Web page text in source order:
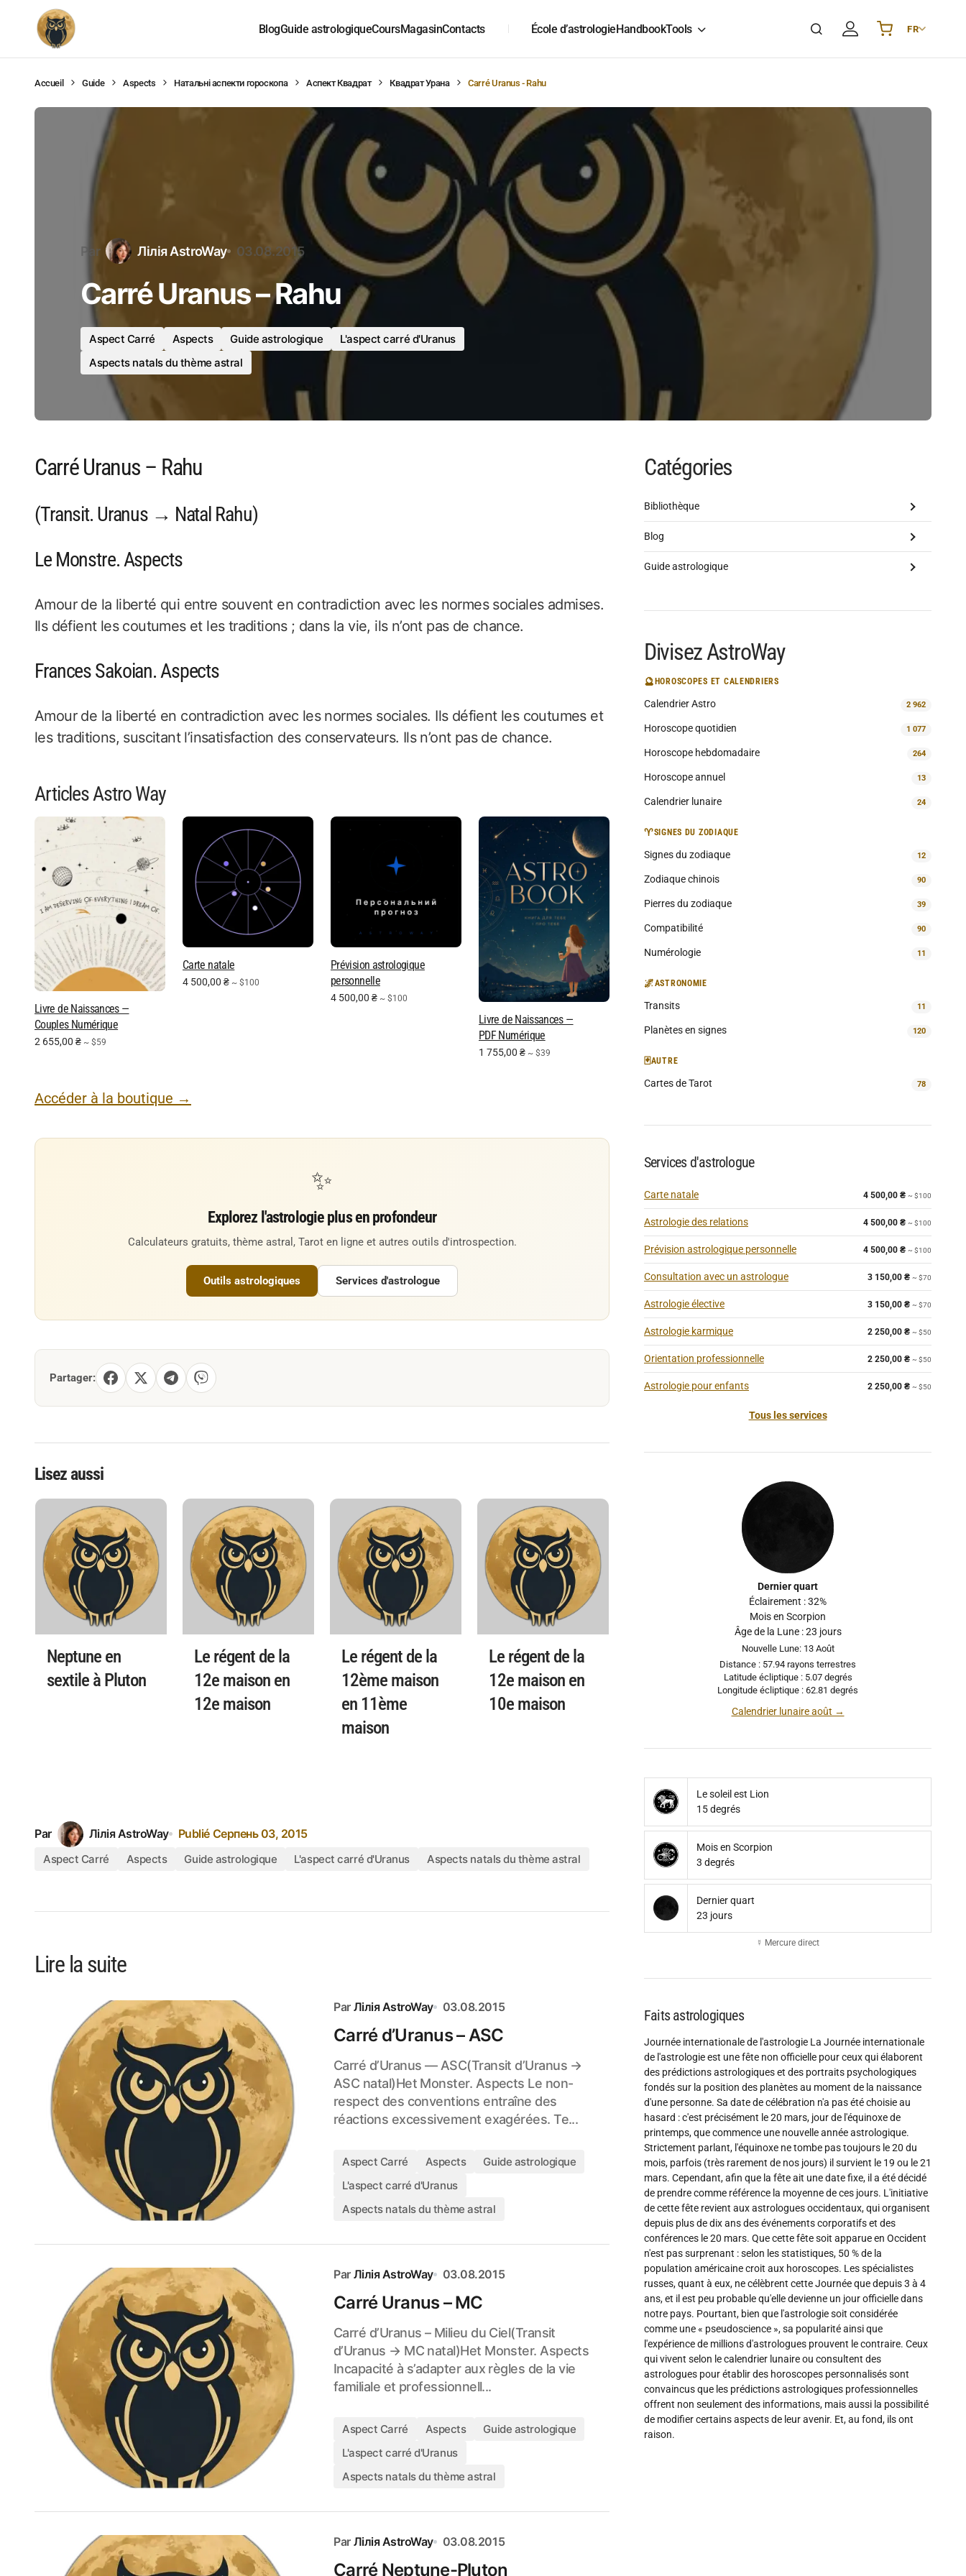
BlogGuide astrologiqueCoursMagasinContacts École d’astrologieHandbookTools FR
UA Українська
Accueil Guide Aspects Натальні аспекти гороскопа Аспект Квадрат Квадрат Урана Carré Uranus - Rahu
Par Лілія AstroWay 03.08.2015
Carré Uranus – Rahu
Aspect Carré Aspects Guide astrologique
L'aspect carré d'Uranus
Aspects natals du thème astral
Carré Uranus – Rahu
(Transit. Uranus → Natal Rahu)
Le Monstre. Aspects
Amour de la liberté qui entre souvent en contradiction avec les normes sociales admises.
Ils défient les coutumes et les traditions ; dans la vie, ils n’ont pas de chance.
Frances Sakoian. Aspects
Amour de la liberté en contradiction avec les normes sociales. Ils défient les coutumes et
les traditions, suscitant l’insatisfaction des conservateurs. Ils n’ont pas de chance.
Articles Astro Way
Livre de Naissances —
Couples Numérique
2 655,00 ₴ ~ $59
Carte natale
4 500,00 ₴ ~ $100
Prévision astrologique
personnelle
4 500,00 ₴ ~ $100
Livre de Naissances —
PDF Numérique
1 755,00 ₴ ~ $39
Accéder à la boutique →
✨
Explorez l'astrologie plus en profondeur
Calculateurs gratuits, thème astral, Tarot en ligne et autres outils d'introspection.
Outils astrologiques Services d'astrologue
Partager:
Lisez aussi
Neptune en
sextile à Pluton
Le régent de la
12e maison en
12e maison
Le régent de la
12ème maison
en 11ème
maison
Le régent de la
12e maison en
10e maison
Par Лілія AstroWay Publié Серпень 03, 2015
Aspect Carré Aspects Guide astrologique L'aspect carré d'Uranus Aspects natals du thème astral
Lire la suite
Par Лілія AstroWay 03.08.2015
Carré d’Uranus – ASC
Carré d’Uranus — ASC(Transit d’Uranus →
ASC natal)Het Monster. Aspects Le non-
respect des conventions entraîne des
réactions excessivement exagérées. Te...
Aspect Carré Aspects
Guide astrologique
L'aspect carré d'Uranus
Aspects natals du thème astral
Par Лілія AstroWay 03.08.2015
Carré Uranus – MC
Carré d’Uranus – Milieu du Ciel(Transit
d’Uranus → MC natal)Het Monster. Aspects
Incapacité à s’adapter aux règles de la vie
familiale et professionnell...
Aspect Carré Aspects
Guide astrologique
L'aspect carré d'Uranus
Aspects natals du thème astral
Par Лілія AstroWay 03.08.2015
Carré Neptune-Pluton
Catégories
Bibliothèque
Blog
Guide astrologique
Divisez AstroWay
🔮HOROSCOPES ET CALENDRIERS
Calendrier Astro 2 962
Horoscope quotidien 1 077
Horoscope hebdomadaire 264
Horoscope annuel 13
Calendrier lunaire 24
♈SIGNES DU ZODIAQUE
Signes du zodiaque 12
Zodiaque chinois 90
Pierres du zodiaque 39
Compatibilité 90
Numérologie 11
🌌ASTRONOMIE
Transits 11
Planètes en signes 120
🃏AUTRE
Cartes de Tarot 78
Services d'astrologue
Carte natale 4 500,00 ₴ ~ $100
Astrologie des relations 4 500,00 ₴ ~ $100
Prévision astrologique personnelle 4 500,00 ₴ ~ $100
Consultation avec un astrologue 3 150,00 ₴ ~ $70
Astrologie élective 3 150,00 ₴ ~ $70
Astrologie karmique 2 250,00 ₴ ~ $50
Orientation professionnelle 2 250,00 ₴ ~ $50
Astrologie pour enfants 2 250,00 ₴ ~ $50
Tous les services
Dernier quart
Éclairement : 32%
Mois en Scorpion
Âge de la Lune : 23 jours
Nouvelle Lune: 13 Août
Distance : 57.94 rayons terrestres
Latitude écliptique : 5.07 degrés
Longitude écliptique : 62.81 degrés
Calendrier lunaire août →
Le soleil est Lion
15 degrés
Mois en Scorpion
3 degrés
Dernier quart
23 jours
☿ Mercure direct
Faits astrologiques
Journée internationale de l'astrologie La Journée internationale
de l'astrologie est une fête non officielle pour ceux qui élaborent
des prédictions astrologiques et des portraits psychologiques
fondés sur la position des planètes au moment de la naissance
d'une personne. Sa date de célébration n'a pas été choisie au
hasard : c'est précisément le 20 mars, jour de l'équinoxe de
printemps, que commence une nouvelle année astrologique.
Strictement parlant, l'équinoxe ne tombe pas toujours le 20 du
mois, parfois (très rarement de nos jours) il survient le 19 ou le 21
mars. Cependant, afin que la fête ait une date fixe, il a été décidé
de prendre comme référence la moyenne de ces jours. L'initiative
de cette fête revient aux astrologues occidentaux, qui organisent
depuis plus de dix ans des événements corporatifs et des
conférences le 20 mars. Que cette fête soit apparue en Occident
n'est pas surprenant : selon les statistiques, 50 % de la
population américaine croit aux horoscopes. Les spécialistes
russes, quant à eux, ne célèbrent cette Journée que depuis 3 à 4
ans, et il est peu probable qu'elle devienne un jour officielle dans
notre pays. Pourtant, bien que l'astrologie soit considérée
comme une « pseudoscience », sa popularité ainsi que
l'expérience de millions d'astrologues prouvent le contraire. Ceux
qui vivent selon le calendrier lunaire ou consultent des
astrologues pour établir des horoscopes personnalisés sont
convaincus que les prédictions astrologiques professionnelles
offrent non seulement des informations, mais aussi la possibilité
de modifier certains aspects de leur avenir. Et, au fond, ils ont
raison.